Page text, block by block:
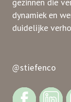
dynamiek en
duidelijke
@stiefenco